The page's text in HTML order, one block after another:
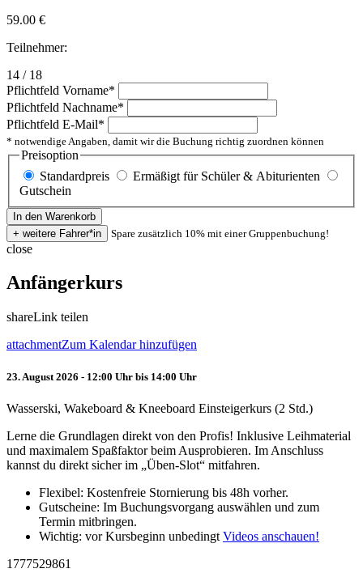
59.00 €
Teilnehmer:
14 / 18
Pflichtfeld Vorname*
Pflichtfeld Nachname*
Pflichtfeld E-Mail*
* notwendige Angaben, damit wir die Buchung richtig zuordnen können
Preisoption
Standardpreis
Ermäßigt für Schüler & Abiturienten
Gutschein
Spare zusätzlich 10% mit einer Gruppenbuchung!
close
Anfängerkurs
shareLink teilen
attachmentZum Kalendar hinzufügen
23. August 2026 - 12:00 Uhr bis 14:00 Uhr
Wasserski, Wakeboard & Kneeboard Einsteigerkurs (2 Std.)
Lerne die Grundlagen direkt von den Profis! Inklusive Leihmaterial
und maximalem Spaßfaktor beim Ausprobieren. Im Anschluss
kannst du direkt sicher im „Üben-Slot“ mitfahren.
Flexibel: Kostenfreie Stornierung bis 48h vorher.
Gutscheine: Im Buchungsvorgang auswählen und zum
Termin mitbringen.
Wichtig: vor Kursbeginn unbedingt Videos anschauen!
1777529861